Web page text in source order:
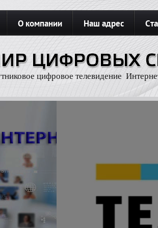
О компании Наш адрес
Карта сайта
цифровое телевидение